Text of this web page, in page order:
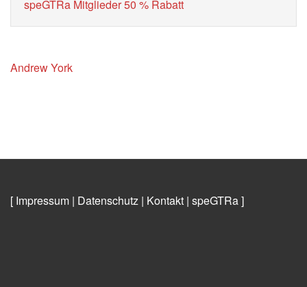
speGTRa Mitglieder 50 % Rabatt
Andrew York
[ Impressum | Datenschutz | Kontakt | speGTRa]